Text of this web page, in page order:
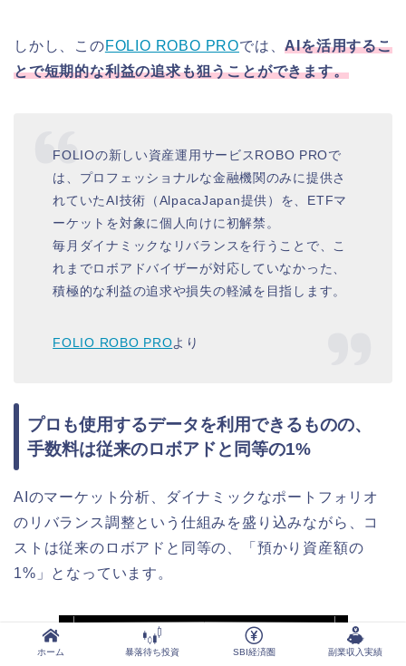
しかし、このFOLIO ROBO PROでは、AIを活用するこ
とで短期的な利益の追求も狙うことができます。
FOLIOの新しい資産運用サービスROBO PROで
は、プロフェッショナルな金融機関のみに提供さ
れていたAI技術 （AlpacaJapan提供） を、ETFマ
ーケットを対象に個人向けに初解禁。
毎月ダイナミックなリバランスを行うことで、こ
れまでロボアドバイザーが対応していなかった、
積極的な利益の追求や損失の軽減を目指します。
FOLIO ROBO PROより
プロも使用するデータを利用できるものの、
手数料は従来のロボアドと同等の1%
AIのマーケット分析、ダイナミックなポートフォリオ
のリバランス調整という仕組みを盛り込みながら、コ
ストは従来のロボアドと同等の、「預かり資産額の
1%」となっています。
ホーム 暴落待ち投資 SBI経済圏 副業収入実績